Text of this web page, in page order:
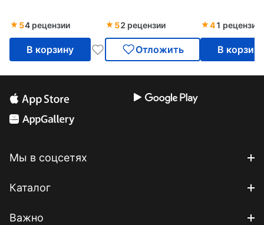
54 рецензии
В корзину
52 рецензии
Отложить
41 рецензия
В корзину
Мы в соцсетях
Каталог
Важно